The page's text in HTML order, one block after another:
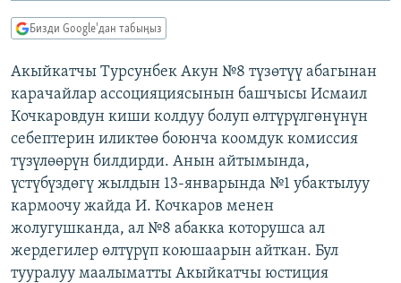
ЭКСПЕРТТЕР ТАЛДАЙТ
БИЗ ЖАНА ДҮЙНӨ
ЭЖЕ-СИҢДИЛЕР
АЗАТТЫК+
ЫҢГАЙСЫЗ СУРООЛОР
ӨЗГӨЧӨ ПИКИР
Русский
ОНЛАЙН ШЕРИНЕ
ЭЕ/АРнун бардык сайттары
Бизди Google'дан табыңыз
Акыйкатчы Турсунбек Акун №8 түзөтүү абагынан
карачайлар ассоцияциясынын башчысы Исмаил
Кочкаровдун киши колдуу болуп өлтүрүлгөнүнүн
себептерин иликтөө боюнча коомдук комиссия
түзүлөөрүн билдирди. Анын айтымында,
үстүбүздөгү жылдын 13-январында №1 убактылуу
кармоочу жайда И. Кочкаров менен
жолугушканда, ал №8 абакка которушса ал
жердегилер өлтүрүп коюшаарын айткан. Бул
тууралуу маалыматты Акыйкатчы юстиция